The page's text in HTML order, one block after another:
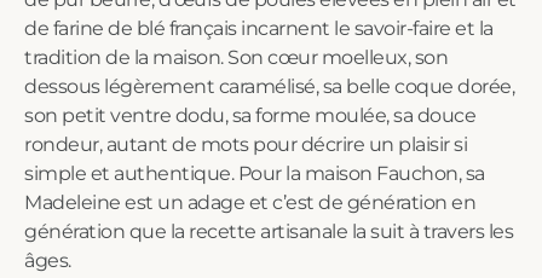
de farine de blé français incarnent le savoir-faire et la
tradition de la maison. Son cœur moelleux, son
dessous légèrement caramélisé, sa belle coque dorée,
son petit ventre dodu, sa forme moulée, sa douce
rondeur, autant de mots pour décrire un plaisir si
simple et authentique. Pour la maison Fauchon, sa
Madeleine est un adage et c’est de génération en
génération que la recette artisanale la suit à travers les
âges.